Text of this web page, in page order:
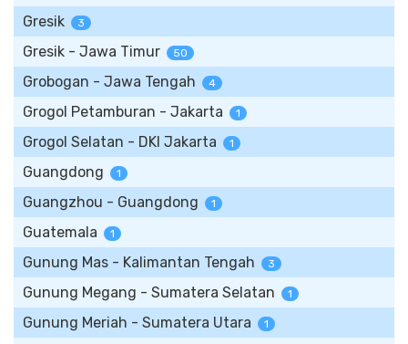
Gresik 3
Gresik - Jawa Timur 50
Grobogan - Jawa Tengah 4
Grogol Petamburan - Jakarta 1
Grogol Selatan - DKI Jakarta 1
Guangdong 1
Guangzhou - Guangdong 1
Guatemala 1
Gunung Mas - Kalimantan Tengah 3
Gunung Megang - Sumatera Selatan 1
Gunung Meriah - Sumatera Utara 1